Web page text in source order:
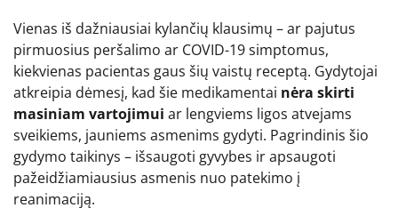
Vienas iš dažniausiai kylančių klausimų – ar pajutus
pirmuosius peršalimo ar COVID-19 simptomus,
kiekvienas pacientas gaus šių vaistų receptą. Gydytojai
atkreipia dėmesį, kad šie medikamentai nėra skirti
masiniam vartojimui ar lengviems ligos atvejams
sveikiems, jauniems asmenims gydyti. Pagrindinis šio
gydymo taikinys – išsaugoti gyvybes ir apsaugoti
pažeidžiamiausius asmenis nuo patekimo į
reanimaciją.